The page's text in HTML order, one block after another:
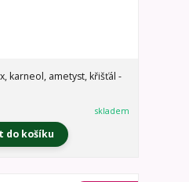
karneol, ametyst, křišťál -
skladem
do košíku